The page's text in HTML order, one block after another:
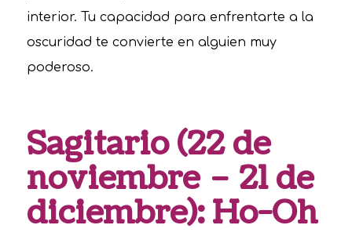
interior. Tu capacidad para enfrentarte a la
oscuridad te convierte en alguien muy
poderoso.
Sagitario (22 de
noviembre – 21 de
diciembre): Ho-Oh